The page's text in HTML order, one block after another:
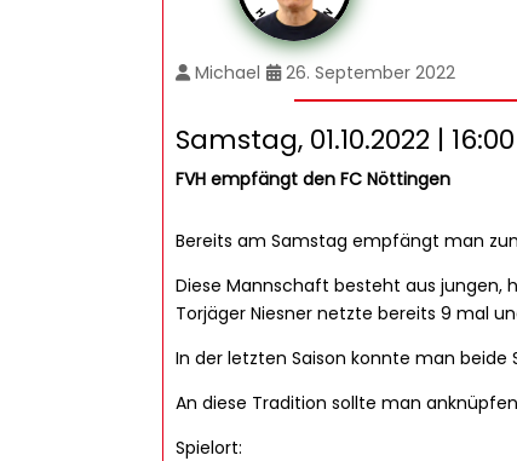
Michael 26. September 2022
Samstag, 01.10.2022 |
FVH empfängt den FC Nöttingen
Bereits am Samstag empfängt man
Diese Mannschaft besteht aus jungen,
Torjäger Niesner netzte bereits 9 mal
In der letzten Saison konnte man beide
An diese Tradition sollte man
Spielort: